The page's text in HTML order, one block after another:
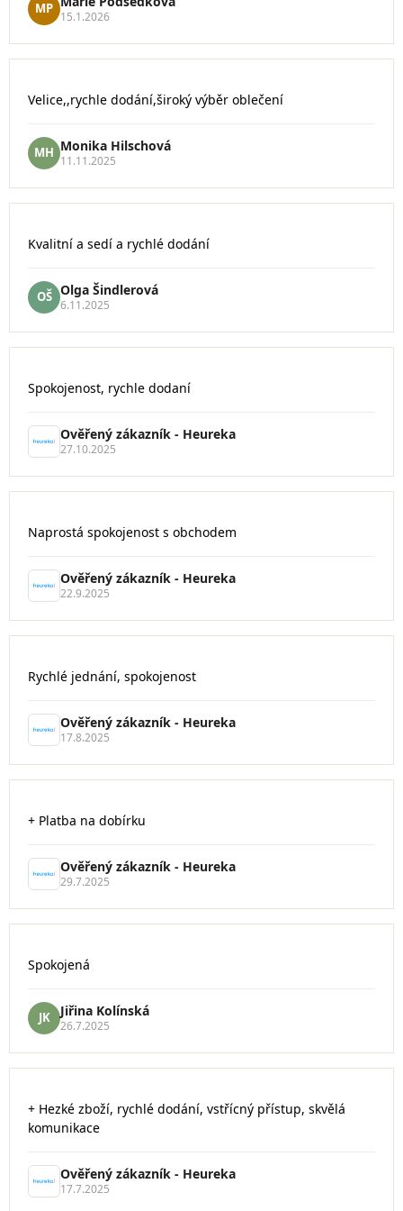
z
5
hvězdiček.
MP 15.1.2026
obchodu
je
5
z
5
hvězdiček.
Velice,,rychle dodání,široký výběr oblečení
MH Monika Hilschová
11.11.2025
obchodu
je
5
z
5
hvězdiček.
Kvalitní a sedí a rychlé dodání
OŠ Olga Šindlerová
6.11.2025
obchodu
je
5
z
5
hvězdiček.
Spokojenost, rychle dodaní
Ověřený zákazník - Heureka
27.10.2025
obchodu
je
5
z
5
hvězdiček.
Naprostá spokojenost s obchodem
Ověřený zákazník - Heureka
22.9.2025
obchodu
je
5
z
5
hvězdiček.
Rychlé jednání, spokojenost
Ověřený zákazník - Heureka
17.8.2025
obchodu
je
5
z
5
hvězdiček.
+ Platba na dobírku
Ověřený zákazník - Heureka
29.7.2025
obchodu
je
5
z
5
hvězdiček.
Spokojená
JK Jiřina Kolínská
26.7.2025
obchodu
je
z
5
hvězdiček.
+ Hezké zboží, rychlé dodání, vstřícný přístup, skvělá
komunikace
Ověřený zákazník - Heureka
17.7.2025